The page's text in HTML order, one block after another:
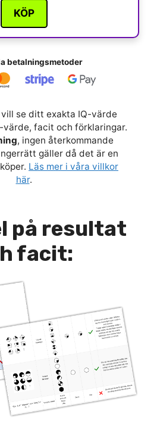
KÖP
betalningsmetoder
vill se ditt exakta IQ-värde
värde, facit och förklaringar.
, ingen återkommande
gäller då det är en
Läs mer i våra villkor
här.
på resultat
facit: